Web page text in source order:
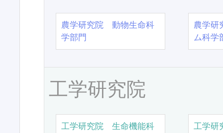
農学研究院 動物生命科
学部門
農学
ム科学
工学研究院
工学研究院 生命機能科
工学研